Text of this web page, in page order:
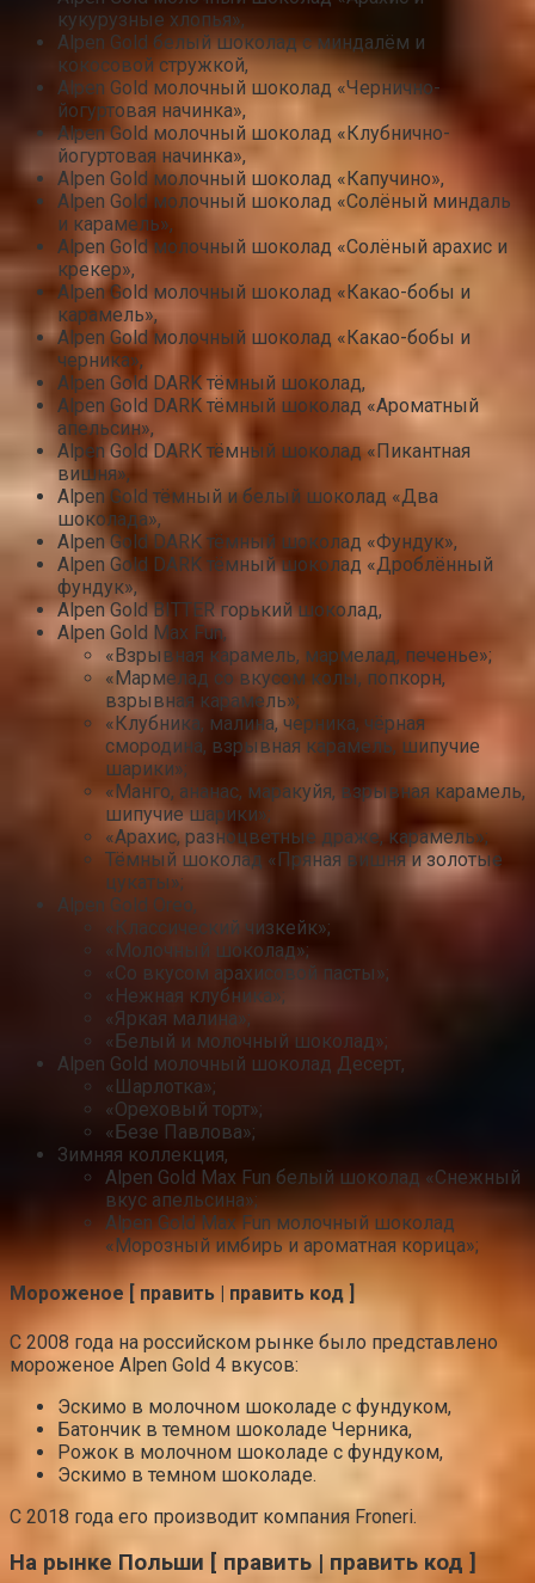
кукурузные хлопья»,
Alpen Gold белый шоколад с миндалём и
кокосовой стружкой,
Alpen Gold молочный шоколад «Чернично-
йогуртовая начинка»,
Alpen Gold молочный шоколад «Клубнично-
йогуртовая начинка»,
Alpen Gold молочный шоколад «Капучино»,
Alpen Gold молочный шоколад «Солёный миндаль
и карамель»,
Alpen Gold молочный шоколад «Солёный арахис и
крекер»,
Alpen Gold молочный шоколад «Какао-бобы и
карамель»,
Alpen Gold молочный шоколад «Какао-бобы и
черника»,
Alpen Gold DARK тёмный шоколад,
Alpen Gold DARK тёмный шоколад «Ароматный
апельсин»,
Alpen Gold DARK тёмный шоколад «Пикантная
вишня»,
Alpen Gold тёмный и белый шоколад «Два
шоколада»,
Alpen Gold DARK тёмный шоколад «Фундук»,
Alpen Gold DARK тёмный шоколад «Дроблённый
фундук»,
Alpen Gold BITTER горький шоколад,
Alpen Gold Max Fun,
«Взрывная карамель, мармелад, печенье»;
«Мармелад со вкусом колы, попкорн,
взрывная карамель»;
«Клубника, малина, черника, чёрная
смородина, взрывная карамель, шипучие
шарики»;
«Манго, ананас, маракуйя, взрывная карамель,
шипучие шарики»;
«Арахис, разноцветные драже, карамель»;
Тёмный шоколад «Пряная вишня и золотые
цукаты»;
Alpen Gold Oreo,
«Классический чизкейк»;
«Молочный шоколад»;
«Со вкусом арахисовой пасты»;
«Нежная клубника»;
«Яркая малина»;
«Белый и молочный шоколад»;
Alpen Gold молочный шоколад Десерт,
«Шарлотка»;
«Ореховый торт»;
«Безе Павлова»;
Зимняя коллекция,
Alpen Gold Max Fun белый шоколад «Снежный
вкус апельсина»;
Alpen Gold Max Fun молочный шоколад
«Морозный имбирь и ароматная корица»;
Мороженое [ править | править код ]
С 2008 года на российском рынке было представлено
мороженое Alpen Gold 4 вкусов:
Эскимо в молочном шоколаде с фундуком,
Батончик в темном шоколаде Черника,
Рожок в молочном шоколаде с фундуком,
Эскимо в темном шоколаде.
С 2018 года его производит компания Froneri.
На рынке Польши [ править | править код ]